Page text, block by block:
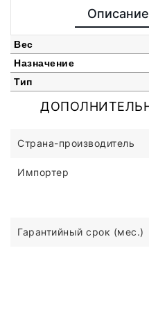
Описание
Вес
Назначение
Тип
Страна-производитель
Импортер
Гарантийный срок (мес.)